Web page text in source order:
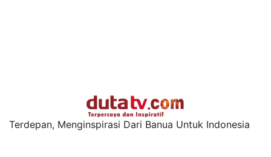
Terdepan, Menginspirasi Dari Banua Untuk Indonesia